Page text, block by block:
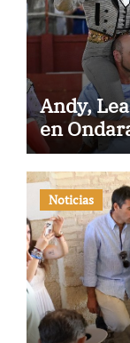
Andy,
en
Noticias